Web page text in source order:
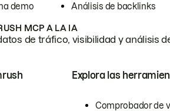
demo
Análisis de backlinks
MCP A LA IA
de tráfico, visibilidad y análisis
Explora las
Comprobador de